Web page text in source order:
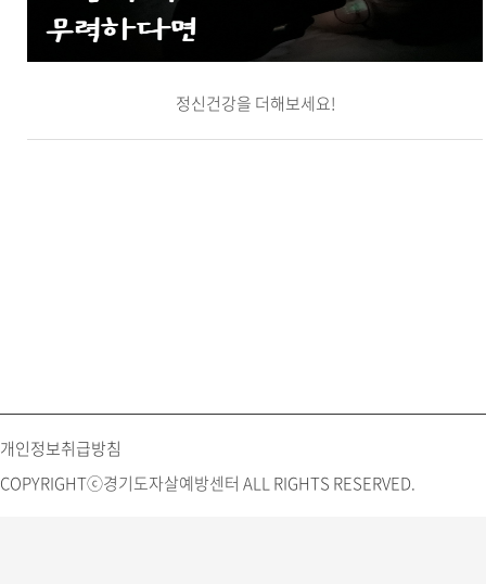
정신건강을 더해보세요!
개인정보취급방침
COPYRIGHTⓒ경기도자살예방센터 ALL RIGHTS RESERVED.